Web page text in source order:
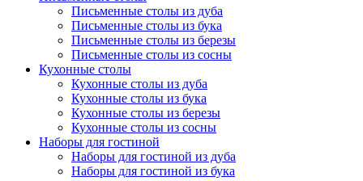
Письменные столы из дуба
Письменные столы из бука
Письменные столы из березы
Письменные столы из сосны
Кухонные столы
Кухонные столы из дуба
Кухонные столы из бука
Кухонные столы из березы
Кухонные столы из сосны
Наборы для гостиной
Наборы для гостиной из дуба
Наборы для гостиной из бука